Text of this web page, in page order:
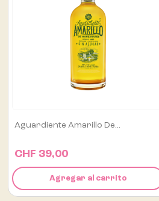
Alipús San Luis Mezcal...
CHF 129,00
Agregar al carrito